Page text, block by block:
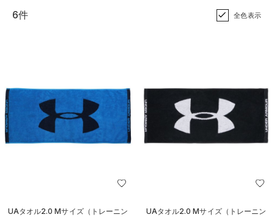
6件 全色表示
UAタオル2.0 Mサイズ（トレーニン
UAタオル2.0 Mサイズ（トレーニン